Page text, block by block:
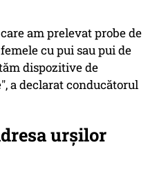
am prelevat probe de
cu pui sau pui de
dispozitive de
a declarat conducătorul
urșilor